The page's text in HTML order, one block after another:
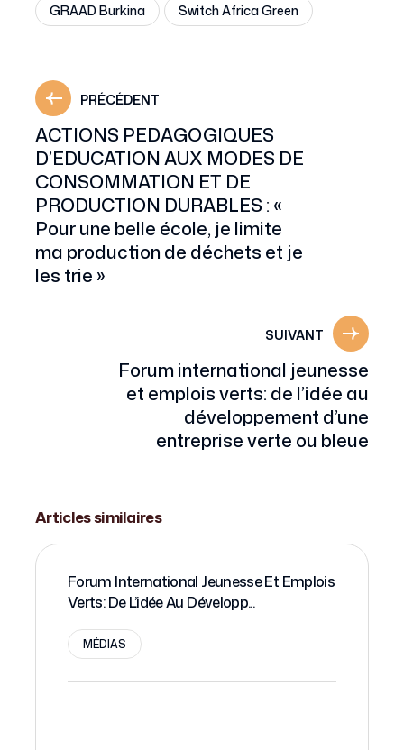
GRAAD Burkina Switch Africa Green
PRÉCÉDENT
ACTIONS PEDAGOGIQUES
D’EDUCATION AUX MODES DE
CONSOMMATION ET DE
PRODUCTION DURABLES : «
Pour une belle école, je limite
ma production de déchets et je
les trie »
SUIVANT
Forum international jeunesse
et emplois verts: de l’idée au
développement d’une
entreprise verte ou bleue
Articles similaires
Forum International Jeunesse Et Emplois
Verts: De L’idée Au Développ...
MÉDIAS